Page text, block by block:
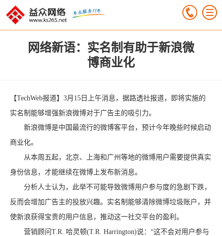
网络新语：实名制有助于新浪微
博商业化
【TechWeb报道】3月15日上午消息，据路透社报道，即将实施的
实名制能够增强新浪微博对于广告主的吸引力。
新浪微博是中国最流行的微博客平台，预计今年晚些时候启动
商业化。
从本周五起，北京、上海和广州等地的微博用户需要提供真实
身份信息，才能继续在微博上发布新消息。
分析人士认为，此举不可能导致微博用户参与度的急剧下跌，
反而会增加广告主的投放兴趣。实名制能够清除微博垃圾账户，并
使新浪获得宝贵的用户信息，推动这一社交平台的盈利。
营销顾问T.R. 哈灵顿(T.R. Harrington)说：“这不会对用户参与